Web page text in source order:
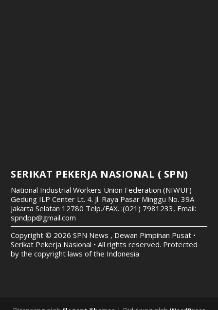
SERIKAT PEKERJA NASIONAL ( SPN)
National Industrial Workers Union Federation (NIWUF)
Gedung ILP Center Lt. 4. Jl. Raya Pasar Minggu No. 39A
Jakarta Selatan 12780 Telp./FAX. :(021) 7981233, Email:
spndpp@gmail.com
Copyright © 2026 SPN News , Dewan Pimpinan Pusat •
Serikat Pekerja Nasional • All rights reserved. Protected
by the copyright laws of the Indonesia